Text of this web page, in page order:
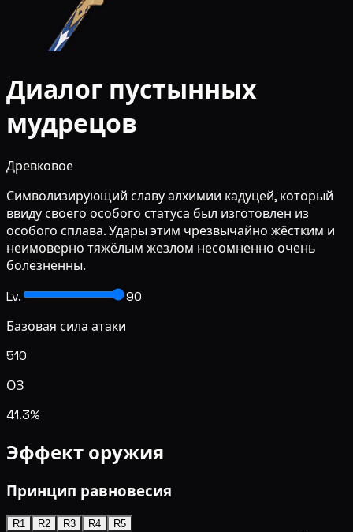
Диалог пустынных
мудрецов
Древковое
Символизирующий славу алхимии кадуцей, который
ввиду своего особого статуса был изготовлен из
особого сплава. Удары этим чрезвычайно жёстким и
неимоверно тяжёлым жезлом несомненно очень
болезненны.
Lv.
90
Базовая сила атаки
510
ОЗ
41.3%
Эффект оружия
Принцип равновесия
R1 R2 R3 R4 R5